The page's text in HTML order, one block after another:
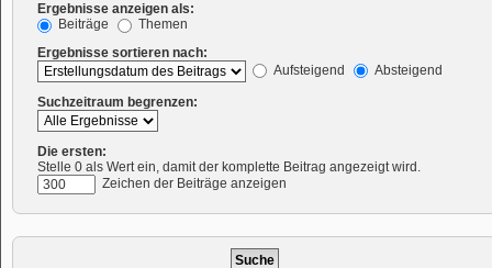
Ergebnisse anzeigen als:
Beiträge
Themen
Ergebnisse sortieren nach:
Aufsteigend
Absteigend
Suchzeitraum begrenzen:
Die ersten:
Stelle 0 als Wert ein, damit der komplette Beitrag angezeigt wird.
Zeichen der Beiträge anzeigen